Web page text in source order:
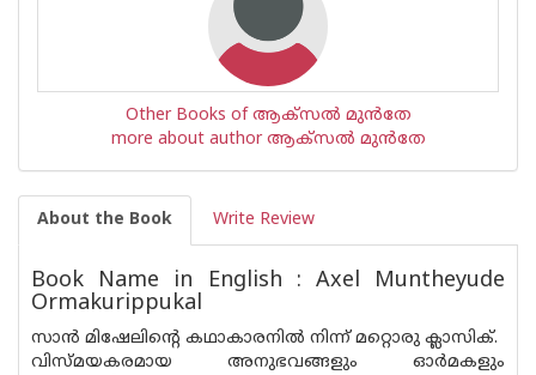
Other Books of ആക്‌സല്‍ മുന്‍തേ
more about author ആക്‌സല്‍ മുന്‍തേ
About the Book Write Review
Book Name in English : Axel Muntheyude
Ormakurippukal
സാന്‍ മിഷേലിന്റെ കഥാകാരനില്‍ നിന്ന് മറ്റൊരു ക്ലാസിക്.
വിസ്മയകരമായ അനുഭവങ്ങളും ഓര്‍മകളും